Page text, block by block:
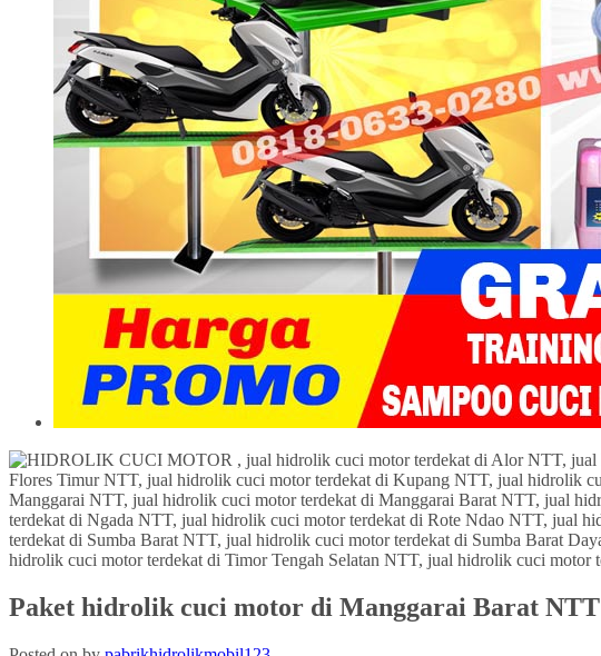
Paket hidrolik cuci motor di Manggarai Barat NTT